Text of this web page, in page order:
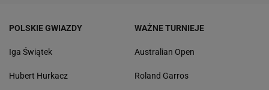
POLSKIE GWIAZDY
Iga Świątek
Hubert Hurkacz
WAŻNE TURNIEJE
Australian Open
Roland Garros